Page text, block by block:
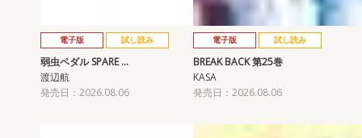
電子版 試し読み
弱虫ペダル SPARE …
渡辺航
発売日：2026.08.06
電子版 試し読み
BREAK BACK 第25巻
KASA
発売日：2026.08.06